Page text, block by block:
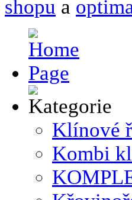
shopu a
Klínové
Kombi